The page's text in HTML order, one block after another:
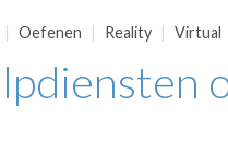
Oefenen Reality Virtual